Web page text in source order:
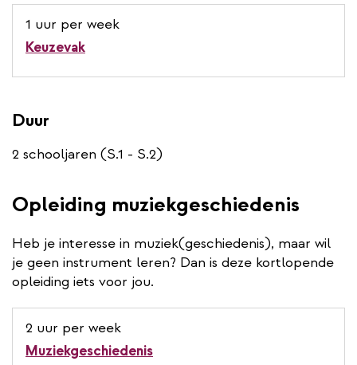
1 uur per week
Keuzevak
Duur
2 schooljaren (S.1 - S.2)
Opleiding muziekgeschiedenis
Heb je interesse in muziek(geschiedenis), maar wil
je geen instrument leren? Dan is deze kortlopende
opleiding iets voor jou.
2 uur per week
Muziekgeschiedenis